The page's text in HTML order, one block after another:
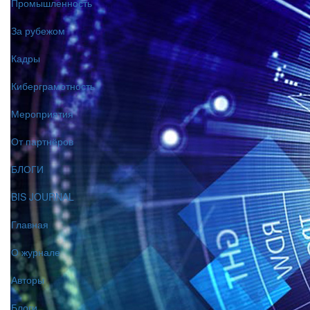
Промышленность
За рубежом
Кадры
Киберграмотность
Мероприятия
От партнёров
БЛОГИ
BIS JOURNAL
Главная
О журнале
Авторы
Блоги